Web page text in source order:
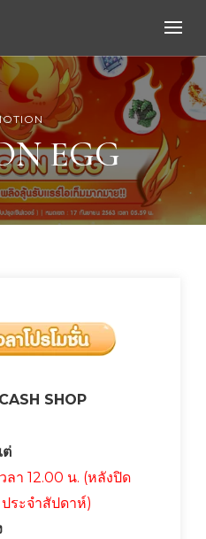
EGG
SHOP
ต่
ลา 12.00 น. (หลังปิด
ระจำสัปดาห์)